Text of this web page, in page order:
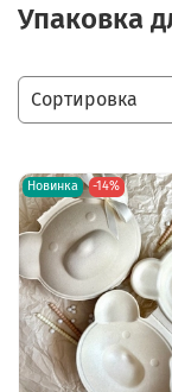
Упаковка
Новинка -14%